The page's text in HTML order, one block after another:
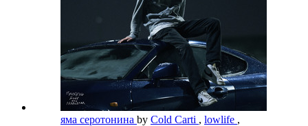
яма серотонина by Cold Carti , lowlife ,